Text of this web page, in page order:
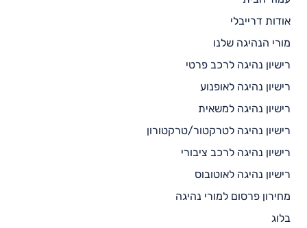
אודות דרייבלי
מורי הנהיגה שלנו
רישיון נהיגה לרכב פרטי
רישיון נהיגה לאופנוע
רישיון נהיגה למשאית
רישיון נהיגה לטרקטור/טרקטורון
רישיון נהיגה לרכב ציבורי
רישיון נהיגה לאוטובוס
מחירון פרסום למורי נהיגה
בלוג